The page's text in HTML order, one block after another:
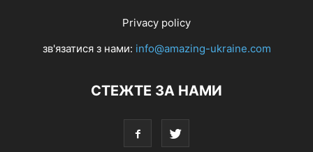
Privacy policy
зв'язатися з нами: info@amazing-ukraine.com
СТЕЖТЕ ЗА НАМИ